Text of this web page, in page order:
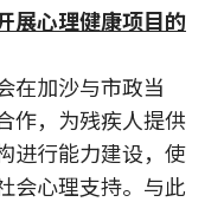
展心理健康项目的
在加沙与市政当
作，为残疾人提供
进行能力建设，使
会心理支持。与此